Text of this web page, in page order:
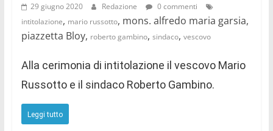
29 giugno 2020 Redazione
0 commenti
intitolazione, mario russotto, mons. alfredo maria garsia,
piazzetta Bloy, roberto gambino, sindaco, vescovo
Alla cerimonia di intitolazione il vescovo Mario
Russotto e il sindaco Roberto Gambino.
Leggi tutto